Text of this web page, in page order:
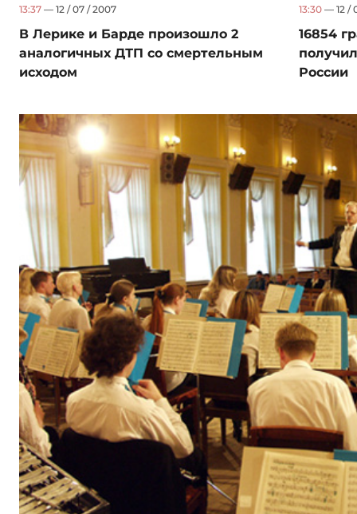
13:37 — 12 / 07 / 2007
В Лерике и Барде произошло 2
аналогичных ДТП со смертельным
исходом
13:30 — 12 /
16854
России